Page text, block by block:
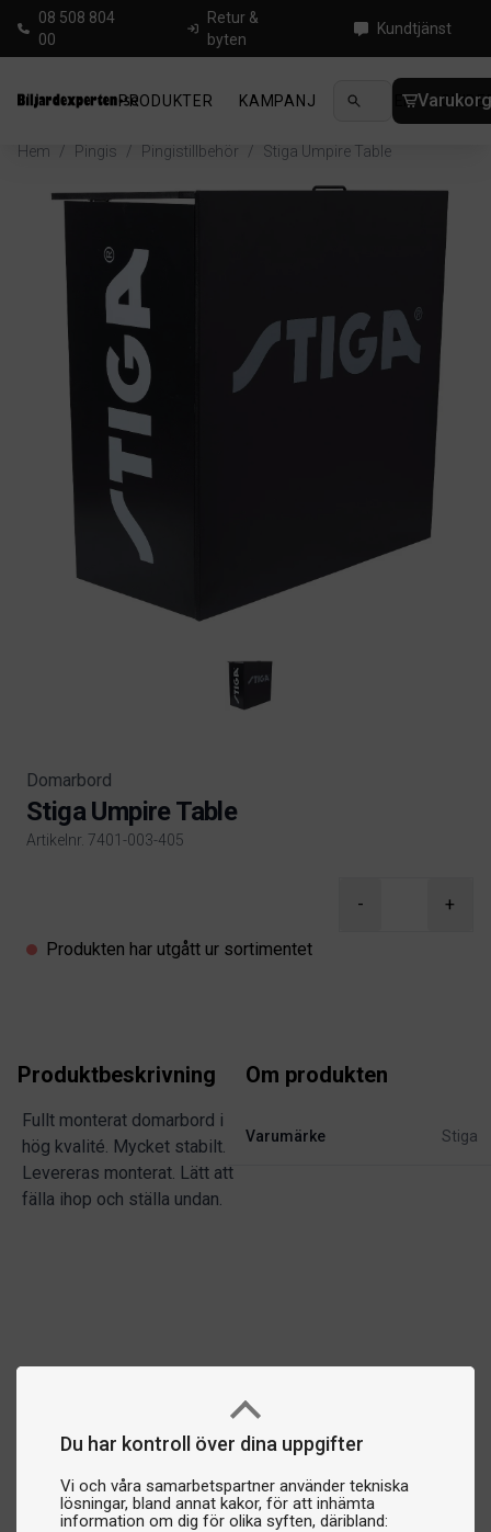
Du har kontroll över dina uppgifter
Vi och våra samarbetspartner använder tekniska
lösningar, bland annat kakor, för att inhämta
information om dig för olika syften, däribland:
08 508 804
00
Retur &
byten
Kundtjänst
PRODUKTER KAMPANJ NYHETER
Hem / Pingis / Pingistillbehör / Stiga Umpire Table
Domarbord
Stiga Umpire Table
Artikelnr. 7401-003-405
- +
Produkten har utgått ur sortimentet
Produktbeskrivning
Fullt monterat domarbord i
hög kvalité. Mycket stabilt.
Levereras monterat. Lätt att
fälla ihop och ställa undan.
Om produkten
Varumärke Stiga